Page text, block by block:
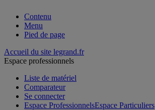
Contenu
Menu
Pied de page
Accueil du site legrand.fr
Espace professionnels
Liste de matériel
Comparateur
Se connecter
Espace ProfessionnelsEspace Particuliers